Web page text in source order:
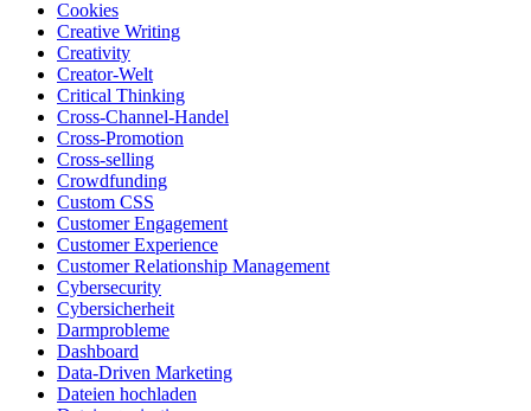
Cookies
Creative Writing
Creativity
Creator-Welt
Critical Thinking
Cross-Channel-Handel
Cross-Promotion
Cross-selling
Crowdfunding
Custom CSS
Customer Engagement
Customer Experience
Customer Relationship Management
Cybersecurity
Cybersicherheit
Darmprobleme
Dashboard
Data-Driven Marketing
Dateien hochladen